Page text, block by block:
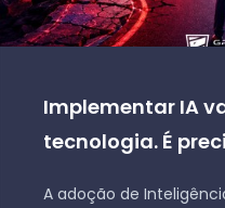
Implementar IA
tecnologia. É
A adoção de